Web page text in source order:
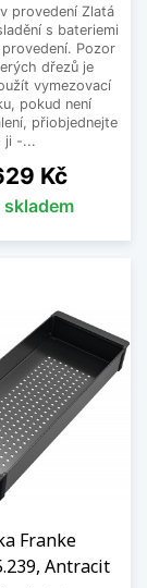
provedení Zlatá
s bateriemi
Pozor
dřezů je
vymezovací
pokud není
přiobjednejte
ji -...
Kč
skladem
Franke
Antracit